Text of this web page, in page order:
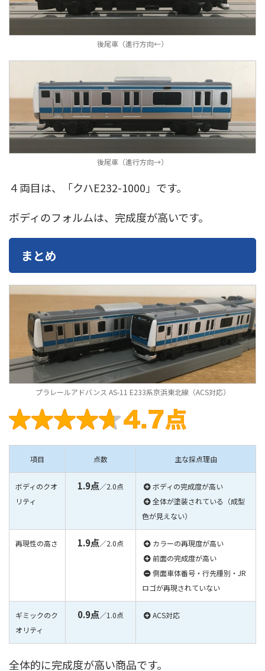
後尾車（進行方向←）
後尾車（進行方向→）
４両目は、「クハE232-1000」です。
ボディのフォルムは、完成度が高いです。
まとめ
プラレールアドバンス AS-11 E233系京浜東北線（ACS対応）
項目 点数 主な採点理由
ボディのクオ
リティ
1.9点／2.0点
ボディの完成度が高い
全体が塗装されている（成型
色が見えない）
再現性の高さ 1.9点／2.0点
カラーの再現度が高い
前面の完成度が高い
側面車体番号・行先種別・JR
ロゴが再現されていない
ギミックのク
オリティ
0.9点／1.0点 ACS対応
全体的に完成度が高い商品です。